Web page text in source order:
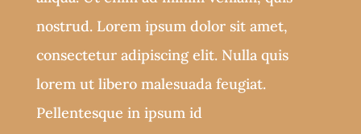
nostrud. Lorem ipsum dolor sit amet,
consectetur adipiscing elit. Nulla quis
lorem ut libero malesuada feugiat.
Pellentesque in ipsum id